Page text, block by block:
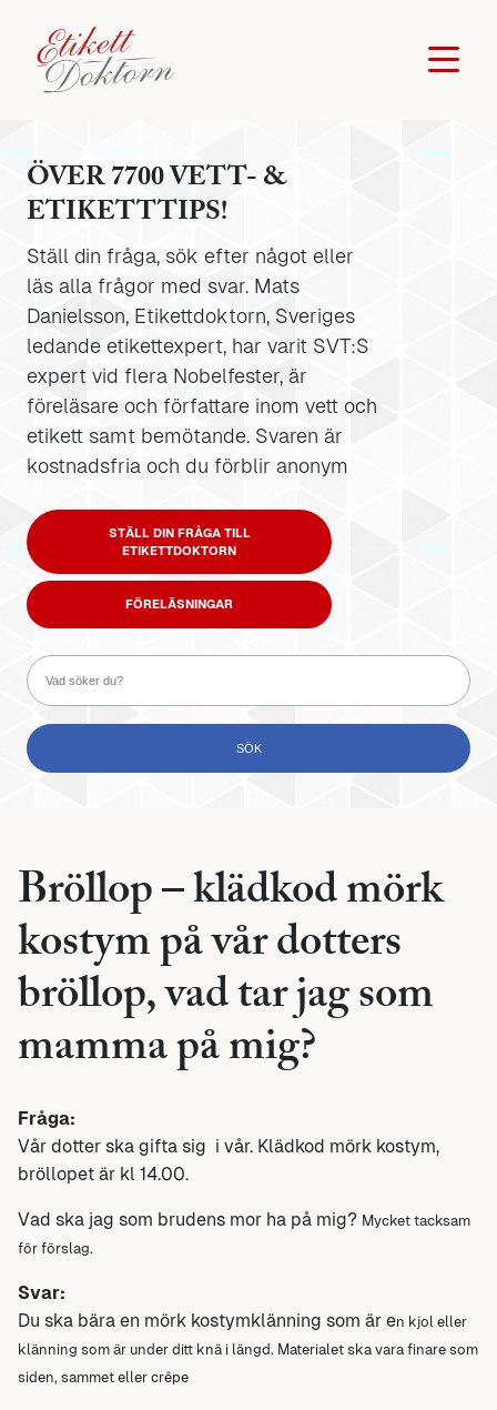
ÖVER 7700 VETT- &
ETIKETTTIPS!
Ställ din fråga, sök efter något eller
läs alla frågor med svar. Mats
Danielsson, Etikettdoktorn, Sveriges
ledande etikettexpert, har varit SVT:S
expert vid flera Nobelfester, är
föreläsare och författare inom vett och
etikett samt bemötande. Svaren är
kostnadsfria och du förblir anonym
STÄLL DIN FRÅGA TILL
ETIKETTDOKTORN
FÖRELÄSNINGAR
Bröllop – klädkod mörk
kostym på vår dotters
bröllop, vad tar jag som
mamma på mig?
Fråga:
Vår dotter ska gifta sig i vår. Klädkod mörk kostym,
bröllopet är kl 14.00.
Vad ska jag som brudens mor ha på mig? Mycket tacksam
för förslag.
Svar:
Du ska bära en mörk kostymklänning som är en kjol eller
klänning som är under ditt knä i längd. Materialet ska vara finare som
siden, sammet eller crêpe